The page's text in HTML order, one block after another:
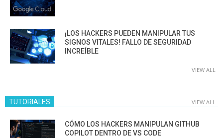
¡LOS HACKERS PUEDEN MANIPULAR TUS
SIGNOS VITALES! FALLO DE SEGURIDAD
INCREÍBLE
VIEW ALL
TUTORIALES VIEW ALL
CÓMO LOS HACKERS MANIPULAN GITHUB
COPILOT DENTRO DE VS CODE